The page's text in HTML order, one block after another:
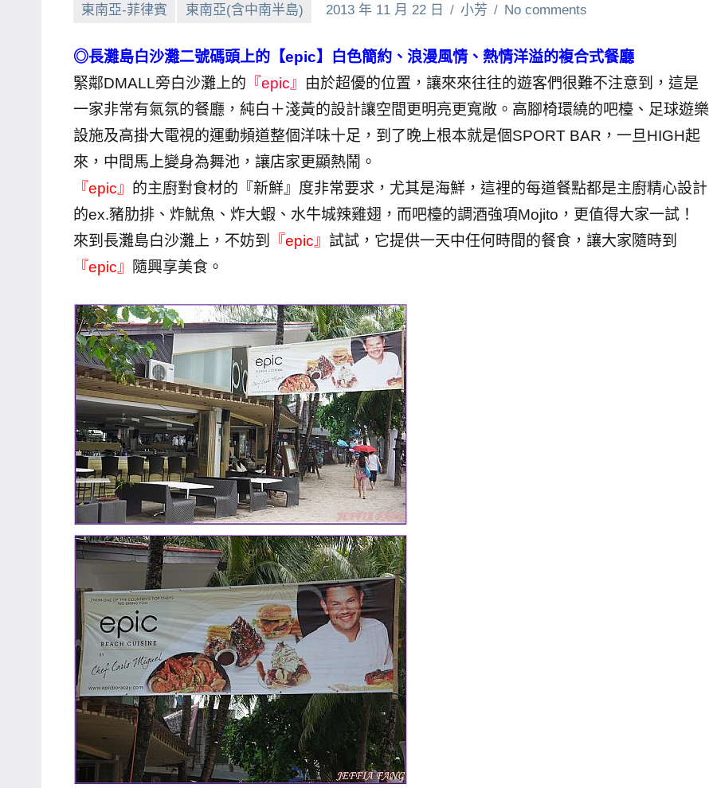
金
探
號
節
目
班
底、
外
景
節
主
持、
吳
哥
窟
泰
國
旅
遊
書
作
者、
發
表
會
及
活
動
主
持、
學
東南亞-菲律賓 東南亞(含中南半島) 2013 年 11 月 22 日 小芳 No comments
◎長灘島白沙灘二號碼頭上的【epic】白色簡約、浪漫風情、熱情洋溢的複合式餐廳
緊鄰DMALL旁白沙灘上的 『epic』 由於超優的位置，讓來來往往的遊客們很難不注意到，這是
一家非常有氣氛的餐廳，純白＋淺黃的設計讓空間更明亮更寬敞。高腳椅環繞的吧檯、足球遊樂
設施及高掛大電視的運動頻道整個洋味十足，到了晚上根本就是個SPORT BAR，一旦HIGH起
來，中間馬上變身為舞池，讓店家更顯熱鬧。
『epic』 的主廚對食材的『新鮮』度非常要求，尤其是海鮮，這裡的每道餐點都是主廚精心設計
的ex.豬肋排、炸魷魚、炸大蝦、水牛城辣雞翅，而吧檯的調酒強項Mojito，更值得大家一試！
來到長灘島白沙灘上，不妨到
『epic』 試試，它提供一天中任何時間的餐食，讓大家隨時到
『epic』
隨興享美食。